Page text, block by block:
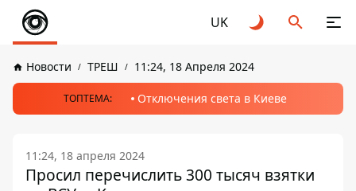
UK
Новости ТРЕШ 11:24, 18 Апреля 2024
ТОПТЕМА: Отключения света в Киеве
11:24, 18 апреля 2024
Просил перечислить 300 тысяч взятки